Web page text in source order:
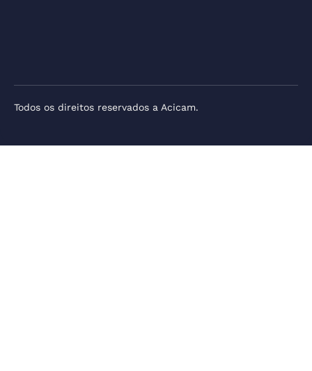
Todos os direitos reservados a Acicam.